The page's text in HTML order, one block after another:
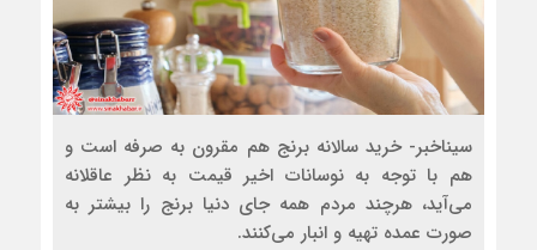
سیناخبر- خرید سالانه برنج هم مقرون به صرفه است و
هم با توجه به نوسانات اخیر قیمت به نظر عاقلانه
می‌آید، هرچند مردم همه جای دنیا برنج را بیشتر به
صورت عمده تهیه و انبار می‌کنند.